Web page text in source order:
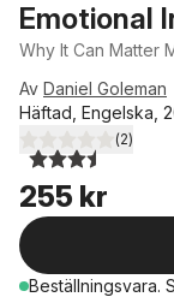
Emotional
Why It Can Matter
Av Daniel Goleman
Häftad, Engelska,
3,5utav 5 stjärnor.
(2)
255 kr
Beställningsvara.